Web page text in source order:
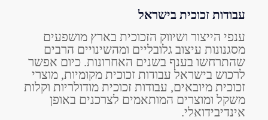
עבודות זכוכיתבישראל
ענפי הייצור ושיווק הזכוכית בארץ מושפעים
מסגנונות עיצוב גלובליים ומהשינויים הרבים
שהתרחשו בענף בשנים האחרונות. כיום אפשר
לרכוש בישראל עבודות זכוכית מקומיות, מוצרי
זכוכית מיובאים, עבודות זכוכית מודולריות וקלות
משקל ומוצרים המותאמים לצרכנים באופן
אינדיבידואלי.